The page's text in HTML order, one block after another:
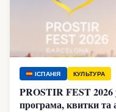
ІСПАНІЯ КУЛЬТУРА
PROSTIR FEST 2026
програма, квитки та